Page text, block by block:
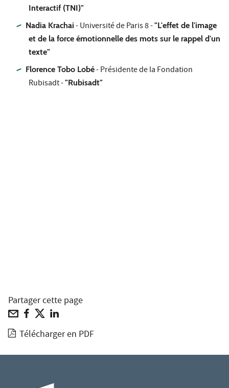
Interactif (TNI)"
Nadia Krachai - Université de Paris 8 -"L'effet de l'image
et de la force émotionnelle des mots sur le rappel d'un
texte"
Florence Tobo Lobé- Présidente de la Fondation
Rubisadt -"Rubisadt"
Partager cette page
Télécharger en PDF